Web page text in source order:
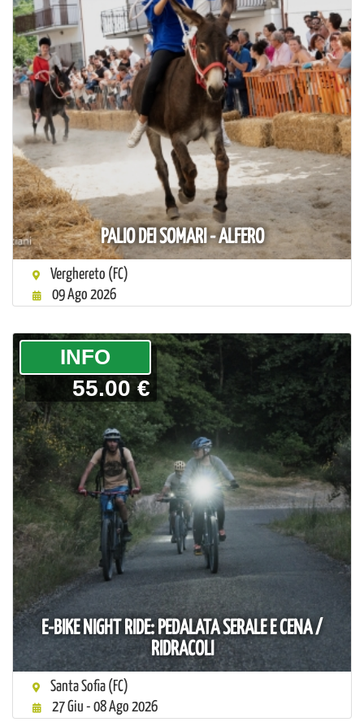
PALIO DEI SOMARI - ALFERO
Verghereto (FC)
09 Ago 2026
E-BIKE NIGHT RIDE: PEDALATA SERALE E CENA /
RIDRACOLI
­INFO
55.00 €
Santa Sofia (FC)
27 Giu - 08 Ago 2026